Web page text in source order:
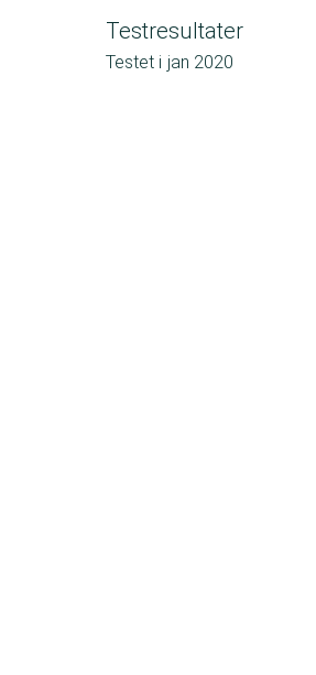
Testresultater
Testet i jan 2020